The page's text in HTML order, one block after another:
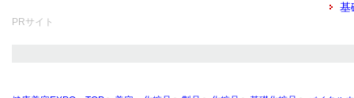
基
PRサイト